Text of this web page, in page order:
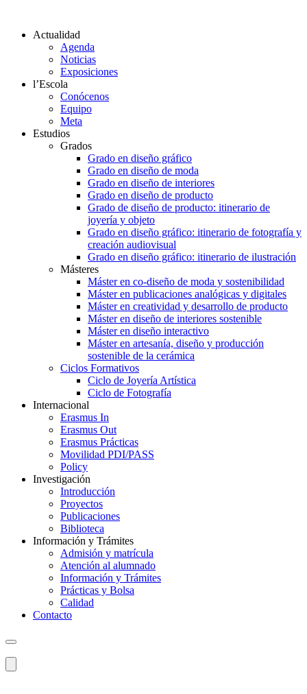
Actualidad
Agenda
Noticias
Exposiciones
l’Escola
Conócenos
Equipo
Meta
Estudios
Grados
Grado en diseño gráfico
Grado en diseño de moda
Grado en diseño de interiores
Grado en diseño de producto
Grado de diseño de producto: itinerario de
joyería y objeto
Grado en diseño gráfico: itinerario de fotografía y
creación audiovisual
Grado en diseño gráfico: itinerario de ilustración
Másteres
Máster en co-diseño de moda y sostenibilidad
Máster en publicaciones analógicas y digitales
Máster en creatividad y desarrollo de producto
Máster en diseño de interiores sostenible
Máster en diseño interactivo
Máster en artesanía, diseño y producción
sostenible de la cerámica
Ciclos Formativos
Ciclo de Joyería Artística
Ciclo de Fotografía
Internacional
Erasmus In
Erasmus Out
Erasmus Prácticas
Movilidad PDI/PASS
Policy
Investigación
Introducción
Proyectos
Publicaciones
Biblioteca
Información y Trámites
Admisión y matrícula
Atención al alumnado
Información y Trámites
Prácticas y Bolsa
Calidad
Contacto